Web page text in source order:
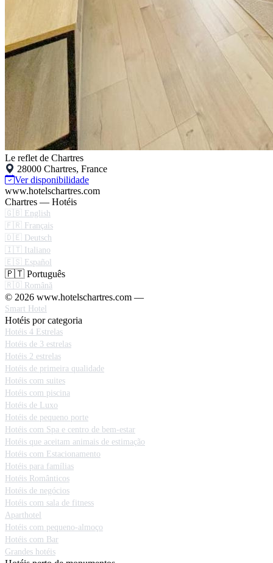
Le reflet de Chartres
28000 Chartres, France
Ver disponibilidade
www.hotelschartres.com
Chartres — Hotéis
🇬🇧 English
🇫🇷 Français
🇩🇪 Deutsch
🇮🇹 Italiano
🇪🇸 Español
🇵🇹 Português
🇷🇴 Română
© 2026 www.hotelschartres.com —
Smart Hotel
Hotéis por categoria
Hotéis 4 Estrelas
Hotéis de 3 estrelas
Hotéis 2 estrelas
Hotéis de primeira qualidade
Hotéis com suites
Hotéis com piscina
Hotéis de Luxo
Hotéis de pequeno porte
Hotéis com Spa e centro de bem-estar
Hotéis que aceitam animais de estimação
Hotéis com Estacionamento
Hotéis para famílias
Hotéis Românticos
Hotéis de negócios
Hotéis com sala de fitness
Aparthotel
Hotéis com pequeno-almoço
Hotéis com Bar
Grandes hotéis